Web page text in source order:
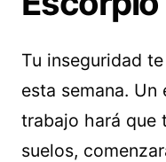
Tu inseguridad
esta semana.
trabajo hará que
suelos,